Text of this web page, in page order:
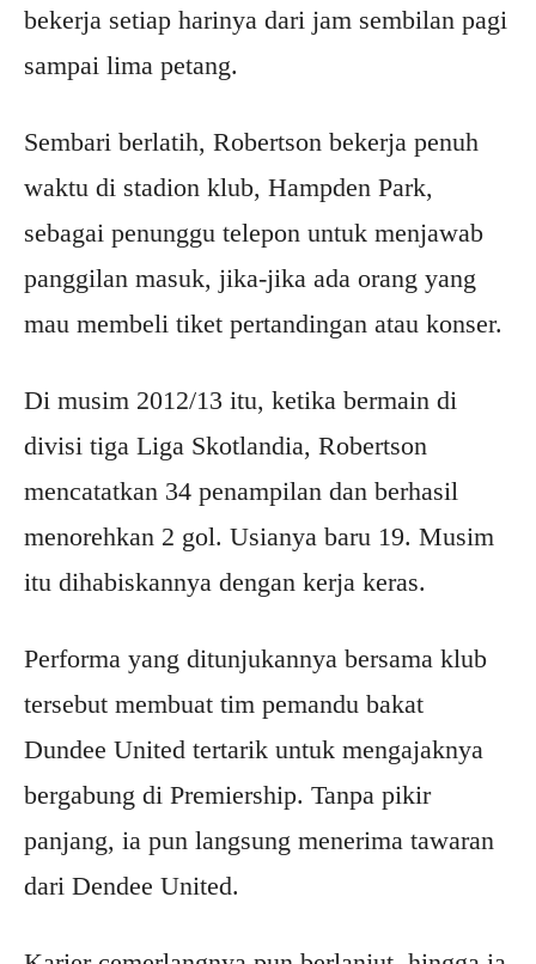
bekerja setiap harinya dari jam sembilan pagi
sampai lima petang.
Sembari berlatih, Robertson bekerja penuh
waktu di stadion klub, Hampden Park,
sebagai penunggu telepon untuk menjawab
panggilan masuk, jika-jika ada orang yang
mau membeli tiket pertandingan atau konser.
Di musim 2012/13 itu, ketika bermain di
divisi tiga Liga Skotlandia, Robertson
mencatatkan 34 penampilan dan berhasil
menorehkan 2 gol. Usianya baru 19. Musim
itu dihabiskannya dengan kerja keras.
Performa yang ditunjukannya bersama klub
tersebut membuat tim pemandu bakat
Dundee United tertarik untuk mengajaknya
bergabung di Premiership. Tanpa pikir
panjang, ia pun langsung menerima tawaran
dari Dendee United.